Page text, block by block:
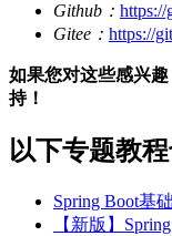
Github： https://
Gitee： https://
如果您对这些感兴
持！
以下专题教
Spring Boot基
【新版】